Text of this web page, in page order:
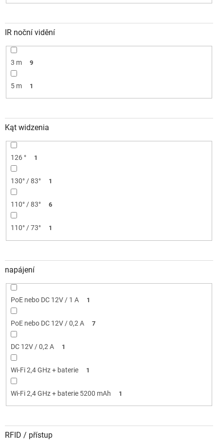
IR noční vidění
3 m 9
5 m 1
Kąt widzenia
126 ° 1
130° / 83° 1
110° / 83° 6
110° / 73° 1
napájení
PoE nebo DC 12V / 1 A 1
PoE nebo DC 12V / 0,2 A 7
DC 12V / 0,2 A 1
Wi-Fi 2,4 GHz + baterie 1
Wi-Fi 2,4 GHz + baterie 5200 mAh 1
RFID / přístup